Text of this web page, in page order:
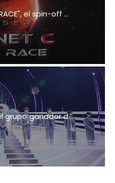
el spin-off ...
el grupo ganador d...